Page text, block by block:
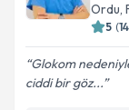
Ordu,
5 (14
Glokom
ciddi bir göz...